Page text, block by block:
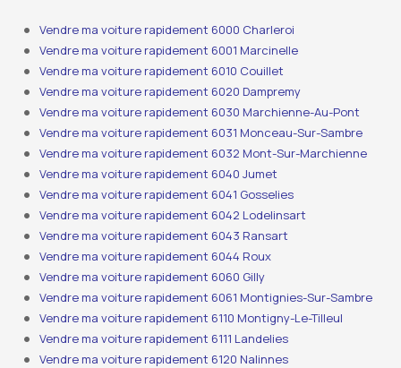
Vendre ma voiture rapidement 6000 Charleroi
Vendre ma voiture rapidement 6001 Marcinelle
Vendre ma voiture rapidement 6010 Couillet
Vendre ma voiture rapidement 6020 Dampremy
Vendre ma voiture rapidement 6030 Marchienne-Au-Pont
Vendre ma voiture rapidement 6031 Monceau-Sur-Sambre
Vendre ma voiture rapidement 6032 Mont-Sur-Marchienne
Vendre ma voiture rapidement 6040 Jumet
Vendre ma voiture rapidement 6041 Gosselies
Vendre ma voiture rapidement 6042 Lodelinsart
Vendre ma voiture rapidement 6043 Ransart
Vendre ma voiture rapidement 6044 Roux
Vendre ma voiture rapidement 6060 Gilly
Vendre ma voiture rapidement 6061 Montignies-Sur-Sambre
Vendre ma voiture rapidement 6110 Montigny-Le-Tilleul
Vendre ma voiture rapidement 6111 Landelies
Vendre ma voiture rapidement 6120 Nalinnes